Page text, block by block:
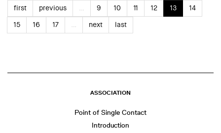
first previous … 9 10 11 12 13
14
15
16 17 … next last
ASSOCIATION
Point of Single Contact
Introduction